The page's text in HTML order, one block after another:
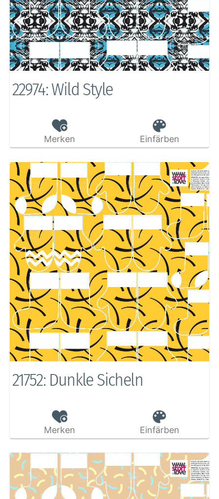
22974: Wild Style
Merken Einfärben
21752: Dunkle Sicheln
Merken Einfärben